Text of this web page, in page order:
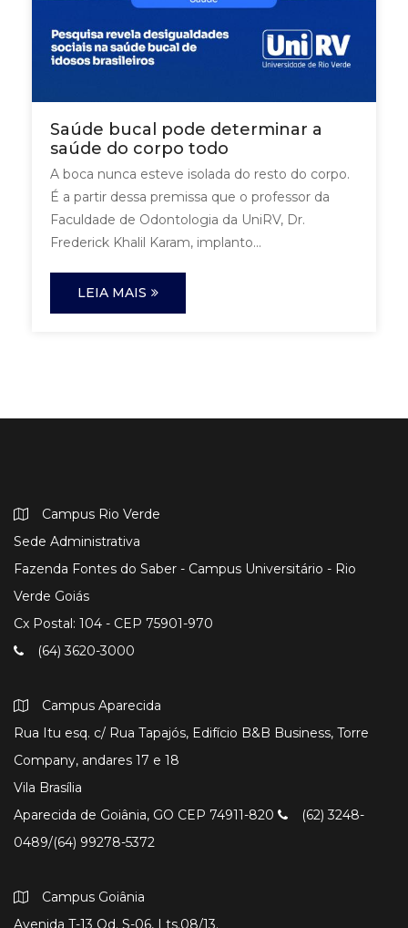
Saúde bucal pode determinar a
saúde do corpo todo
A boca nunca esteve isolada do resto do corpo.
É a partir dessa premissa que o professor da
Faculdade de Odontologia da UniRV, Dr.
Frederick Khalil Karam, implanto...
LEIA MAIS
Campus Rio Verde
Sede Administrativa
Fazenda Fontes do Saber - Campus Universitário - Rio
Verde Goiás
Cx Postal: 104 - CEP 75901-970
(64) 3620-3000
Campus Aparecida
Rua Itu esq. c/ Rua Tapajós, Edifício B&B Business, Torre
Company, andares 17 e 18
Vila Brasília
Aparecida de Goiânia, GO CEP 74911-820
(62) 3248-
0489/(64) 99278-5372
Campus Goiânia
Avenida T-13 Qd. S-06, Lts.08/13.